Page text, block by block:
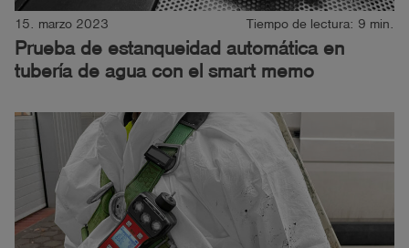
15. marzo 2023 Tiempo de lectura: 9 min.
Prueba de estanqueidad automática en
tubería de agua con el smart memo